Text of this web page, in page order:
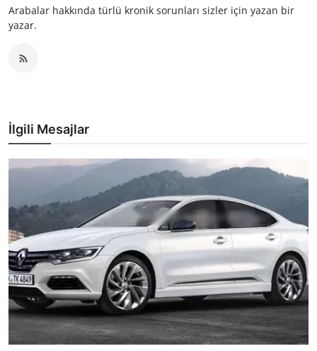
Arabalar hakkında türlü kronik sorunları sizler için yazan bir
yazar.
İlgili Mesajlar